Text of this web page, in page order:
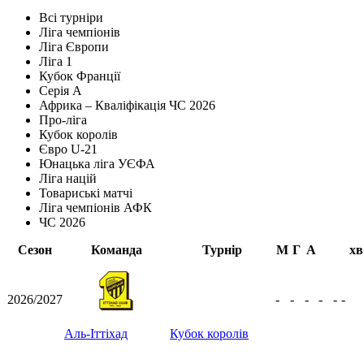
Всі турніри
Ліга чемпіонів
Ліга Європи
Ліга 1
Кубок Франції
Серія А
Африка – Кваліфікація ЧС 2026
Про-ліга
Кубок королів
Євро U-21
Юнацька ліга УЄФА
Ліга націй
Товариські матчі
Ліга чемпіонів АФК
ЧС 2026
Сезон
Команда Турнір М Г А хв
2026/2027
Аль-Іттіхад Кубок королів
- - - - - -